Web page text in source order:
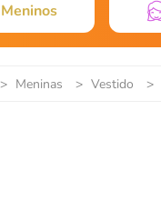
Meninos
> Meninas > Vestido >